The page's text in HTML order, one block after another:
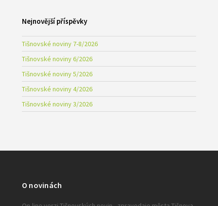
Nejnovější příspěvky
Tišnovské noviny 7-8/2026
Tišnovské noviny 6/2026
Tišnovské noviny 5/2026
Tišnovské noviny 4/2026
Tišnovské noviny 3/2026
O novinách